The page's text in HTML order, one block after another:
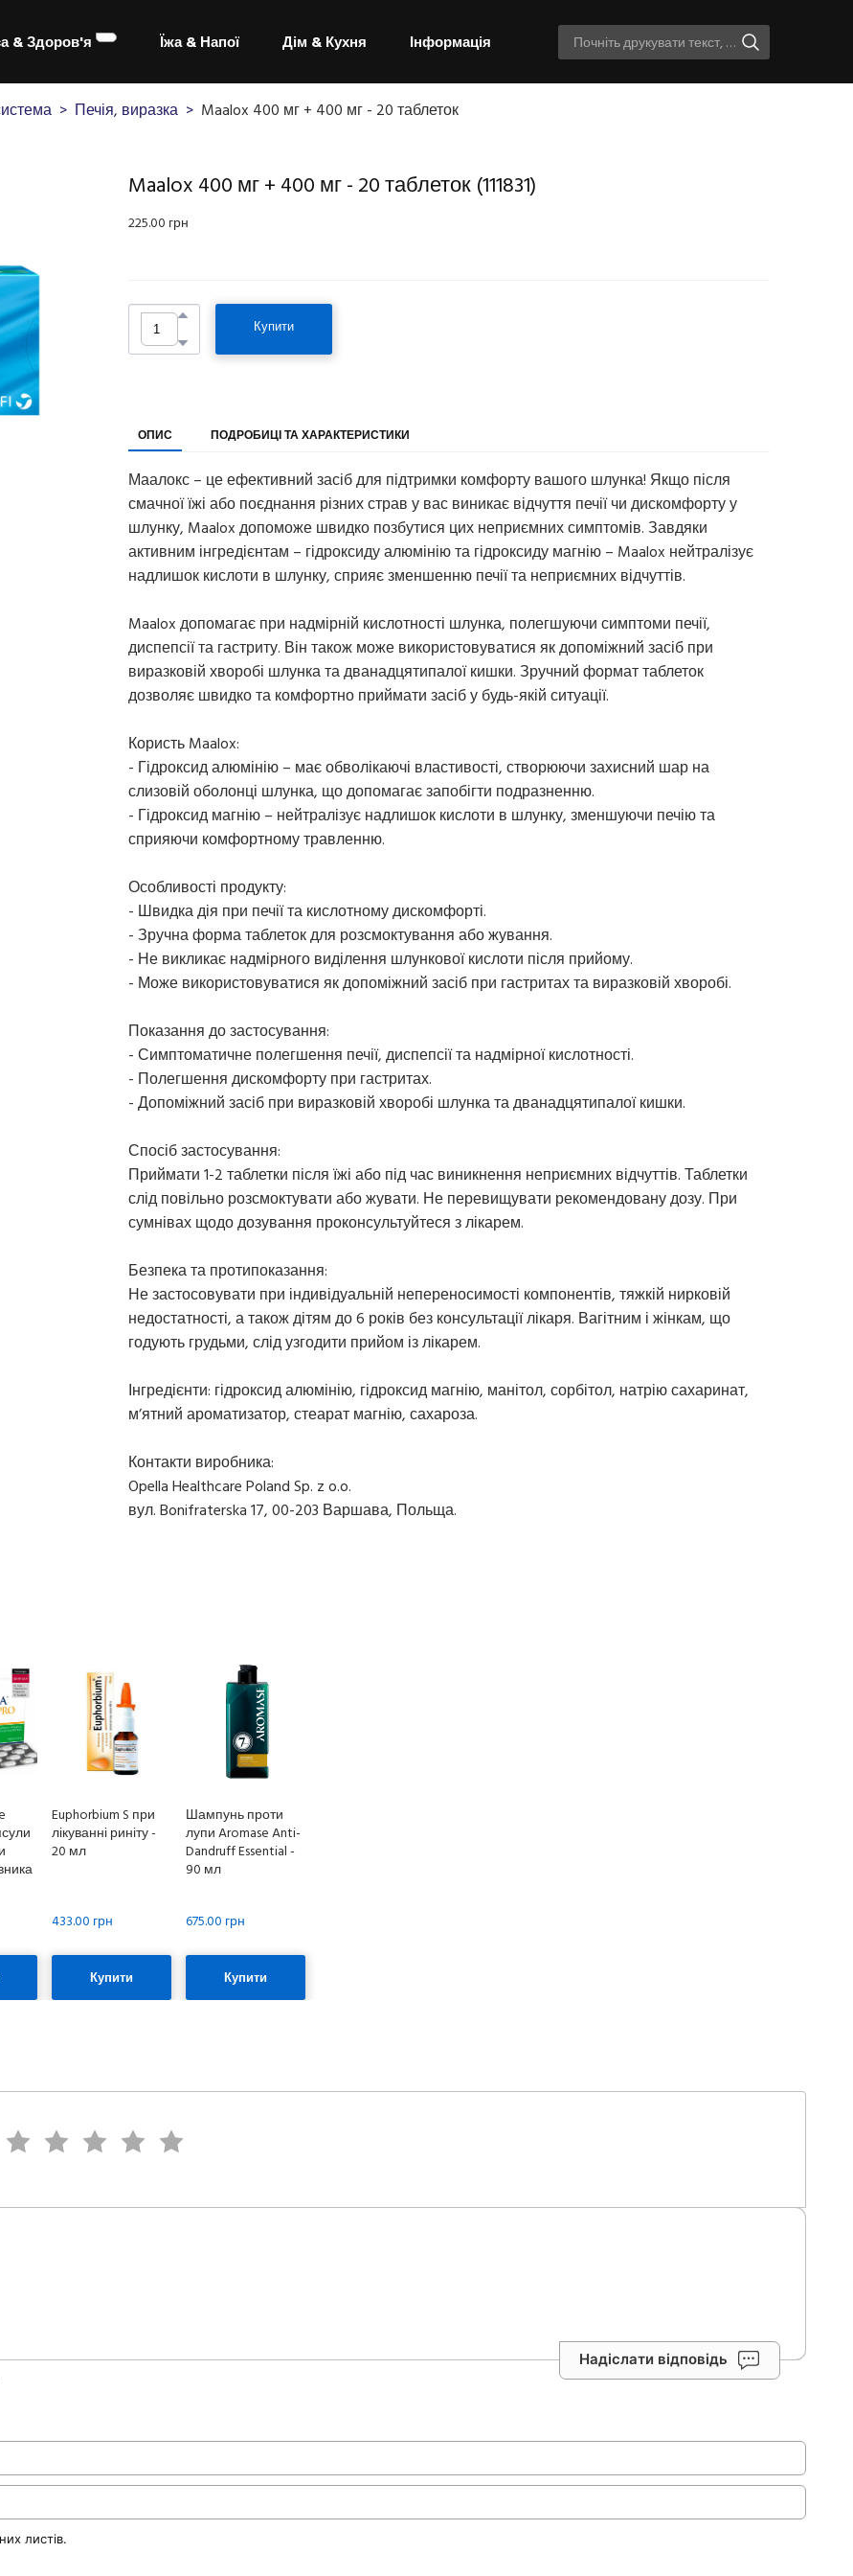
& Здоров'я Їжа & Напої Дім & Кухня Інформація
Печія, виразка Maalox 400 мг + 400 мг - 20 таблеток
Maalox 400 мг + 400 мг - 20 таблеток (111831)
225.00 грн
Купити
ОПИС ПОДРОБИЦІ ТА ХАРАКТЕРИСТИКИ
Маалокс – це ефективний засіб для підтримки комфорту вашого шлунка! Якщо після
смачної їжі або поєднання різних страв у вас виникає відчуття печії чи дискомфорту у
шлунку, Maalox допоможе швидко позбутися цих неприємних симптомів. Завдяки
активним інгредієнтам – гідроксиду алюмінію та гідроксиду магнію – Maalox нейтралізує
надлишок кислоти в шлунку, сприяє зменшенню печії та неприємних відчуттів.
Maalox допомагає при надмірній кислотності шлунка, полегшуючи симптоми печії,
диспепсії та гастриту. Він також може використовуватися як допоміжний засіб при
виразковій хворобі шлунка та дванадцятипалої кишки. Зручний формат таблеток
дозволяє швидко та комфортно приймати засіб у будь-якій ситуації.
Користь Maalox:
- Гідроксид алюмінію – має обволікаючі властивості, створюючи захисний шар на
слизовій оболонці шлунка, що допомагає запобігти подразненню.
- Гідроксид магнію – нейтралізує надлишок кислоти в шлунку, зменшуючи печію та
сприяючи комфортному травленню.
Особливості продукту:
- Швидка дія при печії та кислотному дискомфорті.
- Зручна форма таблеток для розсмоктування або жування.
- Не викликає надмірного виділення шлункової кислоти після прийому.
- Може використовуватися як допоміжний засіб при гастритах та виразковій хворобі.
Показання до застосування:
- Симптоматичне полегшення печії, диспепсії та надмірної кислотності.
- Полегшення дискомфорту при гастритах.
- Допоміжний засіб при виразковій хворобі шлунка та дванадцятипалої кишки.
Спосіб застосування:
Приймати 1-2 таблетки після їжі або під час виникнення неприємних відчуттів. Таблетки
слід повільно розсмоктувати або жувати. Не перевищувати рекомендовану дозу. При
сумнівах щодо дозування проконсультуйтеся з лікарем.
Безпека та протипоказання:
Не застосовувати при індивідуальній непереносимості компонентів, тяжкій нирковій
недостатності, а також дітям до 6 років без консультації лікаря. Вагітним і жінкам, що
годують грудьми, слід узгодити прийом із лікарем.
Інгредієнти: гідроксид алюмінію, гідроксид магнію, манітол, сорбітол, натрію сахаринат,
м’ятний ароматизатор, стеарат магнію, сахароза.
Контакти виробника:
Opella Healthcare Poland Sp. z o.o.
вул. Bonifraterska 17, 00-203 Варшава, Польща.
Euphorbium S при
лікуванні риніту -
20 мл
433.00 грн
Купити
Шампунь проти
лупи Aromase Anti-
Dandruff Essential -
90 мл
675.00 грн
Купити
Надіслати відповідь
листів.